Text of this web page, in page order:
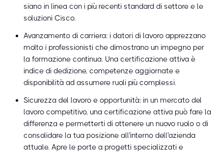
siano in linea con i più recenti standard di settore e le
soluzioni Cisco.
Avanzamento di carriera: i datori di lavoro apprezzano
molto i professionisti che dimostrano un impegno per
la formazione continua. Una certificazione attiva è
indice di dedizione, competenze aggiornate e
disponibilità ad assumere ruoli più complessi.
Sicurezza del lavoro e opportunità: in un mercato del
lavoro competitivo, una certificazione attiva può fare la
differenza e permetterti di ottenere un nuovo ruolo o di
consolidare la tua posizione all'interno dell'azienda
attuale. Apre le porte a progetti specializzati e